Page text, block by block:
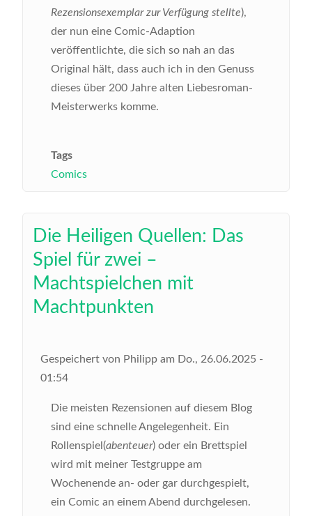
Rezensionsexemplar zur Verfügung stellte),
der nun eine Comic-Adaption
veröffentlichte, die sich so nah an das
Original hält, dass auch ich in den Genuss
dieses über 200 Jahre alten Liebesroman-
Meisterwerks komme.
Tags
Comics
Die Heiligen Quellen: Das
Spiel für zwei –
Machtspielchen mit
Machtpunkten
Gespeichert von Philipp am Do., 26.06.2025 -
01:54
Die meisten Rezensionen auf diesem Blog
sind eine schnelle Angelegenheit. Ein
Rollenspiel(abenteuer) oder ein Brettspiel
wird mit meiner Testgruppe am
Wochenende an- oder gar durchgespielt,
ein Comic an einem Abend durchgelesen.